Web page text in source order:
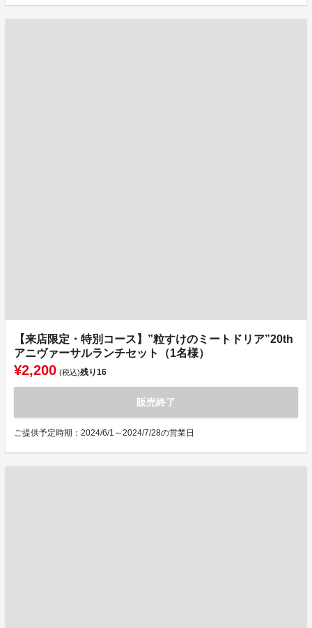
【来店限定・特別コース】”粒すけのミートドリア”20th
アニヴァーサルランチセット（1名様）
¥2,200 (税込)残り16
販売終了
ご提供予定時期：2024/6/1～2024/7/28の営業日